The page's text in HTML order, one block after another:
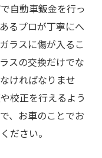
自動車鈑金を行っ
るプロが丁寧にへ
ラスに傷が入るこ
スの交換だけでな
ければなりませ
校正を行えるよう
、お車のことでお
ださい。